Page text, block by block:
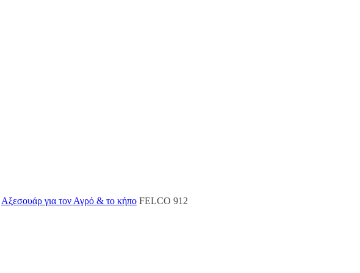
Αξεσουάρ για τον Αγρό & το κήπο FELCO 912